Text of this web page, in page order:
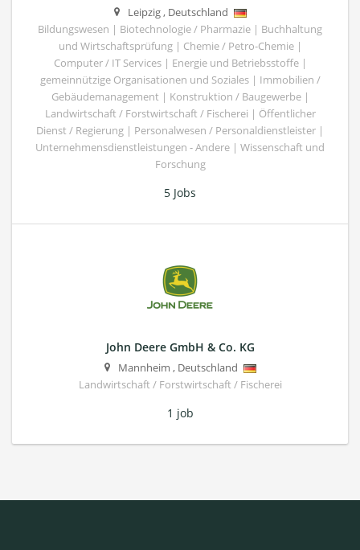
Leipzig, Deutschland
Bildungswesen | Biotechnologie / Pharmazie | Buchhaltung
und Wirtschaftsprüfung | Chemie / Petro-Chemie |
Computer / IT Services | Energie und Betriebsstoffe |
gemeinnützige Organisationen und Soziales | Immobilien /
Gebäudemanagement | Konstruktion / Baugewerbe |
Landwirtschaft / Forstwirtschaft / Fischerei | Öffentlicher
Dienst / Regierung | Personalwesen / Personaldienstleister |
Unternehmensdienstleistungen - Andere | Wissenschaft und
Forschung
5 Jobs
John Deere GmbH & Co. KG
Mannheim , Deutschland
Landwirtschaft / Forstwirtschaft / Fischerei
1 job